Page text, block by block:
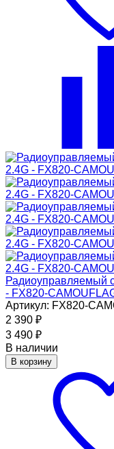
Радиоуправляемый
- FX820-
Артикул: FX820-
2 390 ₽
3 490 ₽
В наличии
В корзину